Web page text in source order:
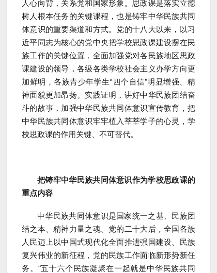
人心向背，关系党和国家形象。思政课是落实立德
树人根本任务的关键课程，也是铸牢中华民族共同
体意识的重要渠道和方式。党的十八大以来，以习
近平同志为核心的党中央把学校思政课建设摆在民
族工作的关键位置，全面加强党对各民族地区思政
课建设的领导，各级各类学校社会主义办学方向更
加鲜明，各族青少年学生“四个自信”明显增强、精
神面貌更加昂扬。实践证明，讲好中华民族团结奋
斗的故事，加强中华民族共同体意识宣传教育，把
中华民族共同体意识牢牢植入莘莘学子的心灵，学
校思政课的作用关键、不可替代。
把铸牢中华民族共同体意识作为学校思政课的
重点内容
中华民族共同体意识是国家统一之基、民族团
结之本、精神力量之魂。党的二十大后，全国各族
人民迈上以中国式现代化全面推进强国建设、民族
复兴伟业的新征程，党的民族工作面临新形势新任
务。“五十六个民族凝聚在一起就是中华民族共同